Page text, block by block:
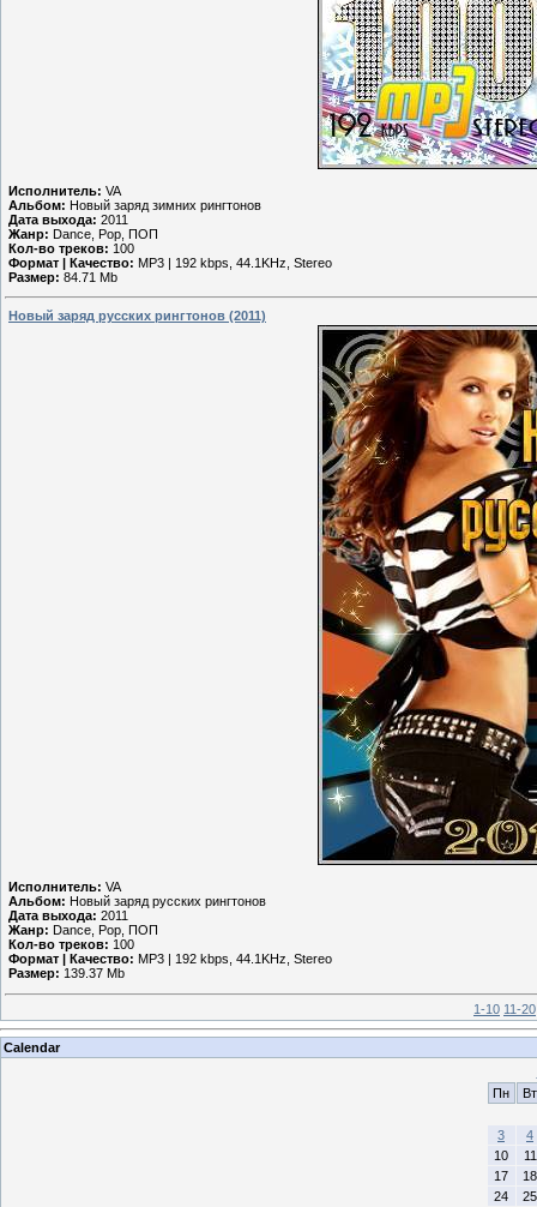
Исполнитель: VA
Альбом: Новый заряд зимних рингтонов
Дата выхода: 2011
Жанр: Dance, Pop, ПОП
Кол-во треков: 100
Формат | Качество: MP3 | 192 kbps, 44.1KHz, Stereo
Размер: 84.71 Mb
Новый заряд русских рингтонов (2011)
Исполнитель: VA
Альбом: Новый заряд русских рингтонов
Дата выхода: 2011
Жанр: Dance, Pop, ПОП
Кол-во треков: 100
Формат | Качество: MP3 | 192 kbps, 44.1KHz, Stereo
Размер: 139.37 Mb
1-10 11-20
Calendar
Пн
Вт
3
4
10
11
17
18
24
25